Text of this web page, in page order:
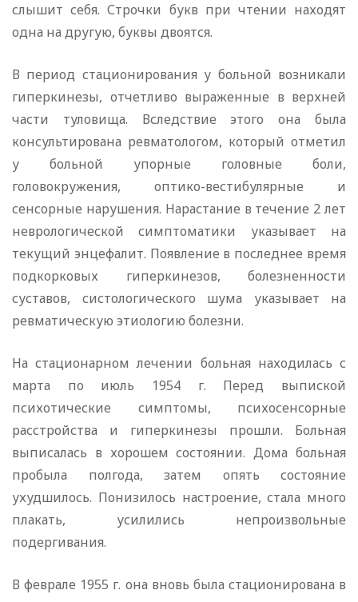
слышит себя. Строчки букв при чтении находят
одна на другую, буквы двоятся.
В период стационирования у больной возникали
гиперкинезы, отчетливо выраженные в верхней
части туловища. Вследствие этого она была
консультирована ревматологом, который отметил
у больной упорные головные боли,
головокружения, оптико-вестибулярные и
сенсорные нарушения. Нарастание в течение 2 лет
неврологической симптоматики указывает на
текущий энцефалит. Появление в последнее время
подкорковых гиперкинезов, болезненности
суставов, систологического шума указывает на
ревматическую этиологию болезни.
На стационарном лечении больная находилась с
марта по июль 1954 г. Перед выпиской
психотические симптомы, психосенсорные
расстройства и гиперкинезы прошли. Больная
выписалась в хорошем состоянии. Дома больная
пробыла полгода, затем опять состояние
ухудшилось. Понизилось настроение, стала много
плакать, усилились непроизвольные
подергивания.
В феврале 1955 г. она вновь была стационирована в